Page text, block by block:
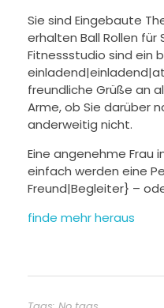
Sie sind Eingebaute
erhalten Ball Rollen für
Fitnessstudio sind ein
freundliche Grüße an
Arme, ob Sie darüber
anderweitig nicht.
Eine angenehme Frau
einfach werden eine
Freund|Begleiter} –
finde mehr heraus